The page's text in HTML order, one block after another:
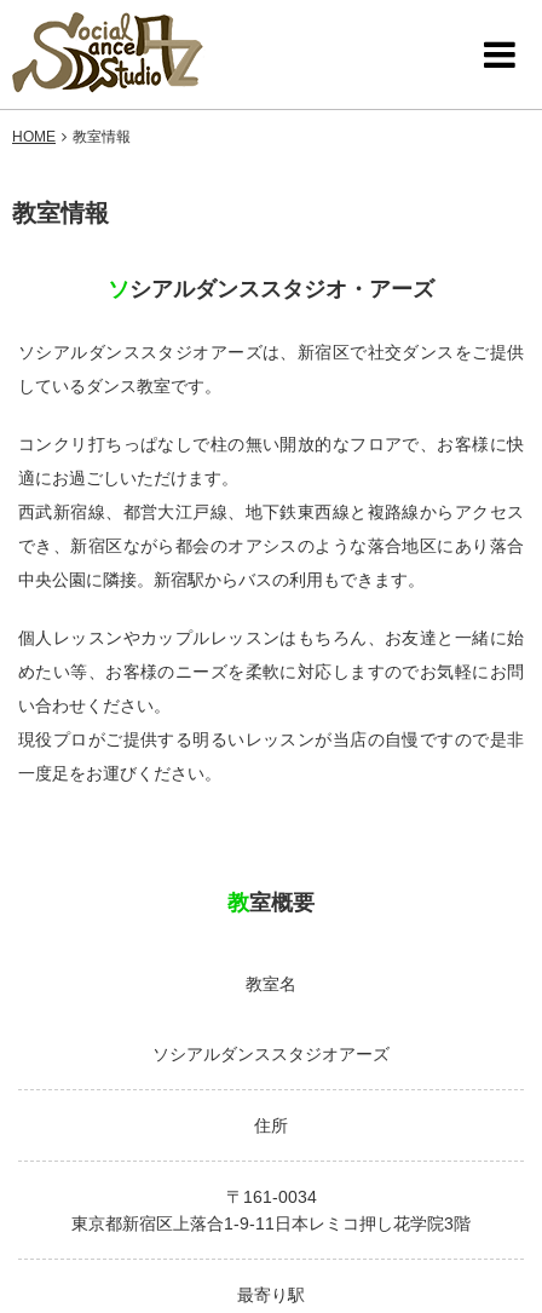
HOME 教室情報
教室情報
ソシアルダンススタジオ・アーズ
ソシアルダンススタジオアーズは、新宿区で社交ダンスをご提供
しているダンス教室です。
コンクリ打ちっぱなしで柱の無い開放的なフロアで、お客様に快
適にお過ごしいただけます。
西武新宿線、都営大江戸線、地下鉄東西線と複路線からアクセス
でき、新宿区ながら都会のオアシスのような落合地区にあり落合
中央公園に隣接。新宿駅からバスの利用もできます。
個人レッスンやカップルレッスンはもちろん、お友達と一緒に始
めたい等、お客様のニーズを柔軟に対応しますのでお気軽にお問
い合わせください。
現役プロがご提供する明るいレッスンが当店の自慢ですので是非
一度足をお運びください。
教室概要
教室名
ソシアルダンススタジオアーズ
住所
〒161-0034
東京都新宿区上落合1-9-11日本レミコ押し花学院3階
最寄り駅